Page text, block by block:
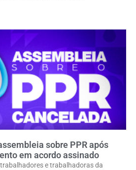
sobre PPR após
em acordo assinado
e trabalhadoras da